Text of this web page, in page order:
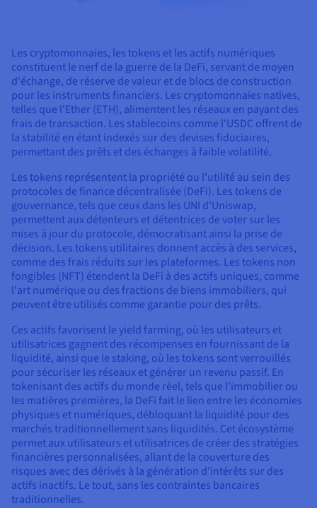
Les cryptomonnaies, les tokens et les actifs numériques
constituent le nerf de la guerre de la DeFi, servant de moyen
d'échange, de réserve de valeur et de blocs de construction
pour les instruments financiers. Les cryptomonnaies natives,
telles que l'Ether (ETH), alimentent les réseaux en payant des
frais de transaction. Les stablecoins comme l'USDC offrent de
la stabilité en étant indexés sur des devises fiduciaires,
permettant des prêts et des échanges à faible volatilité.
Les tokens représentent la propriété ou l'utilité au sein des
protocoles de finance décentralisée (DeFi). Les tokens de
gouvernance, tels que ceux dans les UNI d'Uniswap,
permettent aux détenteurs et détentrices de voter sur les
mises à jour du protocole, démocratisant ainsi la prise de
décision. Les tokens utilitaires donnent accès à des services,
comme des frais réduits sur les plateformes. Les tokens non
fongibles (NFT) étendent la DeFi à des actifs uniques, comme
l'art numérique ou des fractions de biens immobiliers, qui
peuvent être utilisés comme garantie pour des prêts.
Ces actifs favorisent le yield farming, où les utilisateurs et
utilisatrices gagnent des récompenses en fournissant de la
liquidité, ainsi que le staking, où les tokens sont verrouillés
pour sécuriser les réseaux et générer un revenu passif. En
tokenisant des actifs du monde réel, tels que l'immobilier ou
les matières premières, la DeFi fait le lien entre les économies
physiques et numériques, débloquant la liquidité pour des
marchés traditionnellement sans liquidités. Cet écosystème
permet aux utilisateurs et utilisatrices de créer des stratégies
financières personnalisées, allant de la couverture des
risques avec des dérivés à la génération d'intérêts sur des
actifs inactifs. Le tout, sans les contraintes bancaires
traditionnelles.